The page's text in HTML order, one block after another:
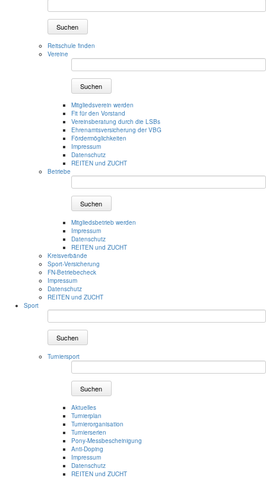
Suchen
Reitschule finden
Vereine
Suchen
Mitgliedsverein werden
Fit für den Vorstand
Vereinsberatung durch die LSBs
Ehrenamtsversicherung der VBG
Fördermöglichkeiten
Impressum
Datenschutz
REITEN und ZUCHT
Betriebe
Suchen
Mitgliedsbetrieb werden
Impressum
Datenschutz
REITEN und ZUCHT
Kreisverbände
Sport-Versicherung
FN-Betriebecheck
Impressum
Datenschutz
REITEN und ZUCHT
Sport
Suchen
Turniersport
Suchen
Aktuelles
Turnierplan
Turnierorganisation
Turnierserien
Pony-Messbescheinigung
Anti-Doping
Impressum
Datenschutz
REITEN und ZUCHT